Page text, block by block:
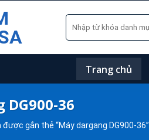
Tìm
kiếm:
Trang chủ
DG900-36
được gắn thẻ “Máy dargang DG900-36”